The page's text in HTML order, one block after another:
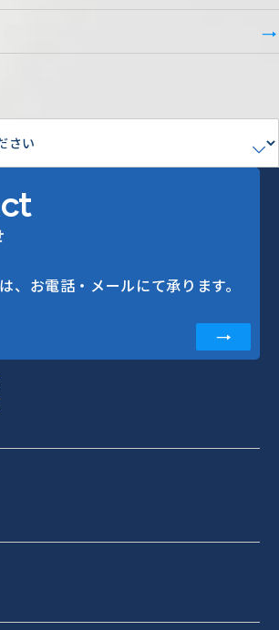
、お電話・メールにて承ります。